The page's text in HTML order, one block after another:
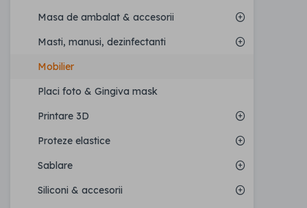
Masa de ambalat & accesorii
Masti, manusi, dezinfectanti
Mobilier
Placi foto & Gingiva mask
Printare 3D
Proteze elastice
Sablare
Siliconi & accesorii